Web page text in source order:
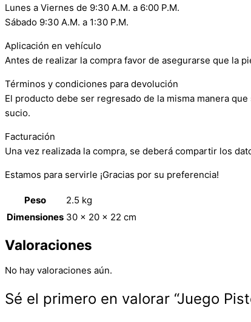
Lunes a Viernes de 9:30 A.M. a 6:00 P.M.
Sábado 9:30 A.M. a 1:30 P.M.
Aplicación en vehículo
Antes de realizar la compra favor de asegurarse que la
Términos y condiciones para devolución
El producto debe ser regresado de la misma manera
sucio.
Facturación
Una vez realizada la compra, se deberá compartir los
Estamos para servirle ¡Gracias por su preferencia!
Peso
2.5 kg
Dimensiones 30 × 20 × 22 cm
Valoraciones
No hay valoraciones aún.
Sé el primero en valorar “Juego